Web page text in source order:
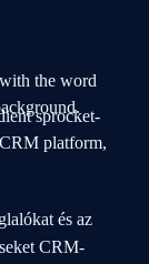
és az
CRM-